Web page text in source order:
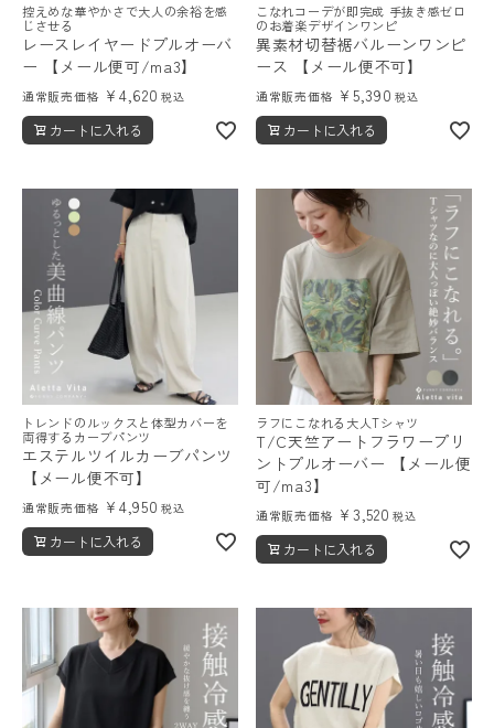
控えめな華やかさで大人の余裕を感
じさせる
レースレイヤードプルオーバ
ー 【メール便可/ma3】
通常販売価格 ¥ 4,620 税込
カートに入れる
こなれコーデが即完成 手抜き感ゼロ
のお着楽デザインワンピ
異素材切替裾バルーンワンピ
ース 【メール便不可】
通常販売価格 ¥ 5,390 税込
カートに入れる
トレンドのルックスと体型カバーを
両得するカーブパンツ
エステルツイルカーブパンツ
【メール便不可】
通常販売価格 ¥ 4,950 税込
カートに入れる
ラフにこなれる大人Tシャツ
T/C天竺アートフラワープリ
ントプルオーバー 【メール便
可/ma3】
通常販売価格 ¥ 3,520 税込
カートに入れる